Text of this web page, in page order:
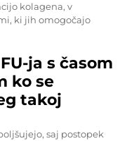
kolagena, v
ki jih omogočajo
ja s časom
ko se
takoj
saj postopek